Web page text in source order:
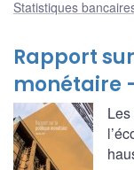
Statistiques
Rapport
monétaire